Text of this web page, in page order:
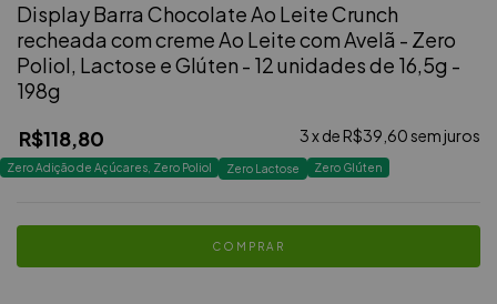
Display Barra Chocolate Ao Leite Crunch
recheada com creme Ao Leite com Avelã - Zero
Poliol, Lactose e Glúten - 12 unidades de 16,5g -
198g
R$118,80
3x de R$39,60sem juros
Zero Adição de Açúcares, Zero Poliol Zero Lactose Zero Glúten